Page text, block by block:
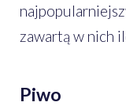
zawartą w nich
Piwo